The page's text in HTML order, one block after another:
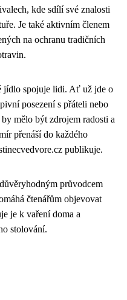
kde sdílí své znalosti
Je také aktivním členem
na ochranu tradičních
jídlo spojuje lidi. Ať už jde o
posezení s přáteli nebo
mělo být zdrojem radosti a
přenáší do každého
publikuje.
průvodcem
čtenářům objevovat
je k vaření doma a
stolování.